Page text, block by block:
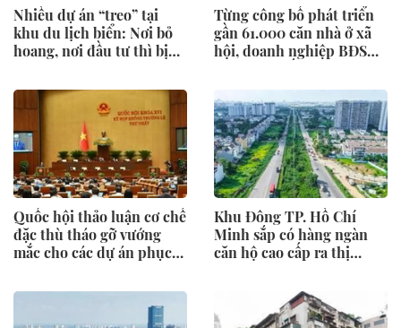
Nhiều dự án “treo” tại
khu du lịch biển: Nơi bỏ
hoang, nơi đầu tư thì bị
Từng công bố phát triển
gần 61.000 căn nhà ở xã
hội, doanh nghiệp BĐS
đang triển khai đến đâu?
Quốc hội thảo luận cơ chế
đặc thù tháo gỡ vướng
mắc cho các dự án phục
Khu Đông TP. Hồ Chí
Minh sắp có hàng ngàn
căn hộ cao cấp ra thị